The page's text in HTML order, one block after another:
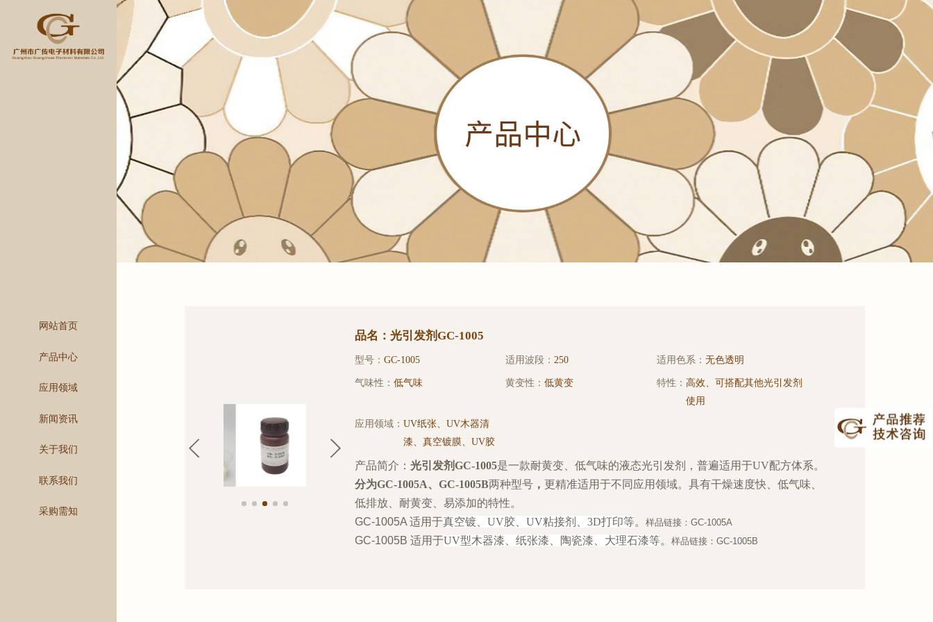
网站首页
产品中心
应用领域
新闻资讯
关于我们
联系我们
采购需知
品名：光引发剂GC-1005
型号： GC-1005 适用波段：250 适用色系： 无色透明
气味性： 低气味 黄变性：低黄变 特性： 高效、可搭配其他光引发剂
使用
应用领域： UV纸张、UV木器清
漆、真空镀膜、UV胶
产品简介： 光引发剂GC-1005是一款耐黄变、低气味的液态光引发剂，普遍适用于UV配方体系。
分为GC-1005A、GC-1005B两种型号 ， 更精准适用于不同应用领域。具有干燥速度快、低气味、
低排放、耐黄变、易添加的特性。
GC-1005A 适用于真空镀、UV胶、UV粘接剂、3D打印等。 样品链接： GC-1005A
GC-1005B 适用于UV型木器漆、纸张漆、陶瓷漆、大理石漆等。 样品链接： GC-1005B